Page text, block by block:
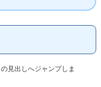
見出しへジャンプしま